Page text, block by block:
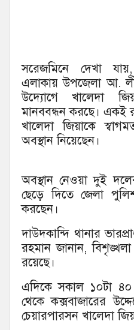
সরেজমিনে দেখা
এলাকায় উপজেলা আ.
উদ্যোগে খালেদা
মানববন্ধন করছে। একই
খালেদা জিয়াকে
অবস্থান নিয়েছেন।
অবস্থান নেওয়া দুই
ছেড়ে দিতে জেলা
করছেন।
দাউদকান্দি থানার
রহমান জানান,
রয়েছে।
এদিকে সকাল ১০টা ৪০
থেকে কক্সবাজারের
চেয়ারপারসন খালেদা